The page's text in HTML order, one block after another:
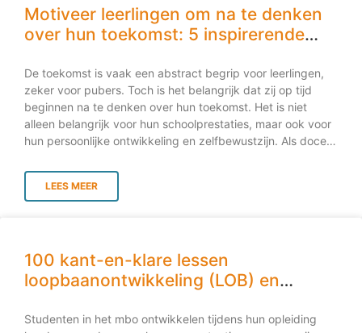
studievaardigheden beter presteren in het voortgezet
onderwijs en de overgang naar het hoger onderwijs
soepeler maken. Volgens een rapport van de
effectief plannen en zelfstandig leren essentieel om de
steeds complexere eisen van het onderwijs aan te kunnen.
Bovendien wijst onderzoek van het Kohnstamm Instituut
(2021) erop dat het expliciet aanleren van
studievaardigheden leidt tot betere leerresultaten, minder
Motiveer leerlingen om na te denken
over hun toekomst: 5 inspirerende
De toekomst is vaak een abstract begrip voor leerlingen,
zeker voor pubers. Toch is het belangrijk dat zij op tijd
beginnen na te denken over hun toekomst. Het is niet
alleen belangrijk voor hun schoolprestaties, maar ook voor
hun persoonlijke ontwikkeling en zelfbewustzijn. Als docent
van deze mindset. In deze blog lees je vijf inspirerende
strategieën om leerlingen te motiveren om na te denken
beginnen met het creëren van een aantrekkelijke visie van
wat hun toekomst zou kunnen zijn. Dit kan bijvoorbeeld
door hen kennis te laten maken met verschillende
Organiseer beroepenmarkten of nodig gastsprekers uit die
LEES MEER
100 kant-en-klare lessen
loopbaanontwikkeling (LOB) en
Studenten in het mbo ontwikkelen tijdens hun opleiding